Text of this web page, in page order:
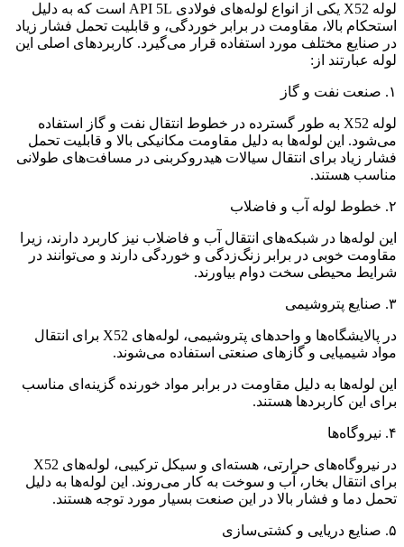
لوله X52 یکی از انواع لوله‌های فولادی API 5L است که به دلیل
استحکام بالا، مقاومت در برابر خوردگی، و قابلیت تحمل فشار زیاد
در صنایع مختلف مورد استفاده قرار می‌گیرد. کاربردهای اصلی این
لوله عبارتند از:
۱. صنعت نفت و گاز
لوله X52 به طور گسترده در خطوط انتقال نفت و گاز استفاده
می‌شود. این لوله‌ها به دلیل مقاومت مکانیکی بالا و قابلیت تحمل
فشار زیاد برای انتقال سیالات هیدروکربنی در مسافت‌های طولانی
مناسب هستند.
۲. خطوط لوله آب و فاضلاب
این لوله‌ها در شبکه‌های انتقال آب و فاضلاب نیز کاربرد دارند، زیرا
مقاومت خوبی در برابر زنگ‌زدگی و خوردگی دارند و می‌توانند در
شرایط محیطی سخت دوام بیاورند.
۳. صنایع پتروشیمی
در پالایشگاه‌ها و واحدهای پتروشیمی، لوله‌های X52 برای انتقال
مواد شیمیایی و گازهای صنعتی استفاده می‌شوند.
این لوله‌ها به دلیل مقاومت در برابر مواد خورنده گزینه‌ای مناسب
برای این کاربردها هستند.
۴. نیروگاه‌ها
در نیروگاه‌های حرارتی، هسته‌ای و سیکل ترکیبی، لوله‌های X52
برای انتقال بخار، آب و سوخت به کار می‌روند. این لوله‌ها به دلیل
تحمل دما و فشار بالا در این صنعت بسیار مورد توجه هستند.
۵. صنایع دریایی و کشتی‌سازی